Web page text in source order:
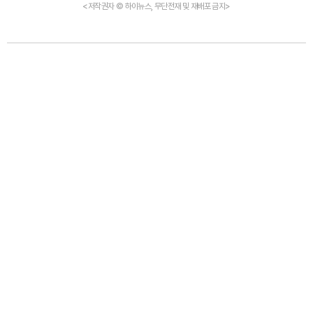
<저작권자 © 하이뉴스, 무단전재 및 재배포 금지>